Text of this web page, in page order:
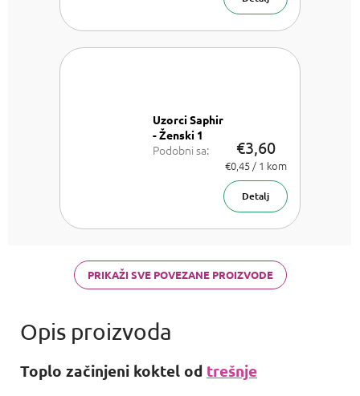
Uzorci Saphir
- Ženski 1
Podobni sa:
Armani Acqua
Mademoiselle
a Carolina
€3,60
Izmjeri
cijenu:
€0,45 / 1 kom
Detalj
PRIKAŽI SVE POVEZANE PROIZVODE
Toplo začinjeni koktel od trešnje